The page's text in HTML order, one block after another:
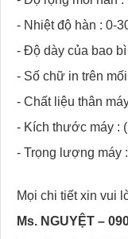
- Nhiệt độ hàn : 0-
- Độ dày của bao
- Số chữ in trên
- Chất liệu thân
- Kích thước máy :
- Trọng lượng máy
Mọi chi tiết xin vui
Ms. NGUYỆT –